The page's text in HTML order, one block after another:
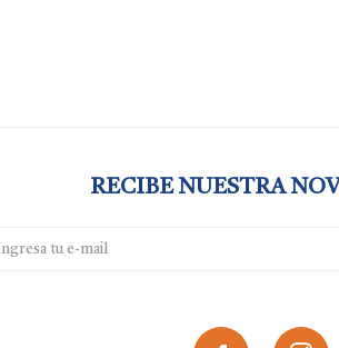
RECIBE NUESTRA